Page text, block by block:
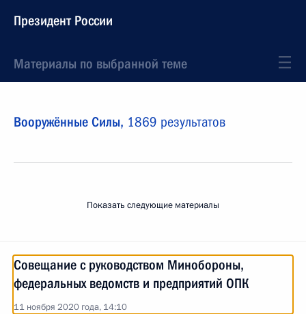
Президент России
Материалы по выбранной теме
Вооружённые Силы, 1869 результатов
Показать следующие материалы
Совещание с руководством Минобороны,
федеральных ведомств и предприятий ОПК
11 ноября 2020 года, 14:10